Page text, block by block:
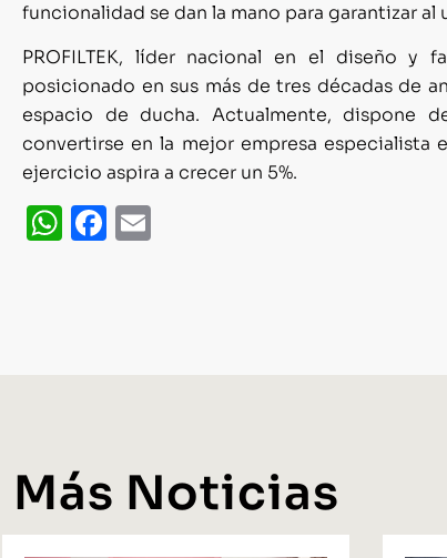
funcionalidad se dan la mano para garantizar
PROFILTEK, líder nacional en el diseño y
posicionado en sus más de tres décadas de
espacio de ducha. Actualmente, dispone
convertirse en la mejor empresa especialista
ejercicio aspira a crecer un 5%.
WhatsApp
Facebook
Más Noticias